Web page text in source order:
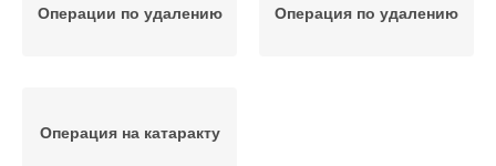
Операции по удалению Операция по удалению
Операция на катаракту